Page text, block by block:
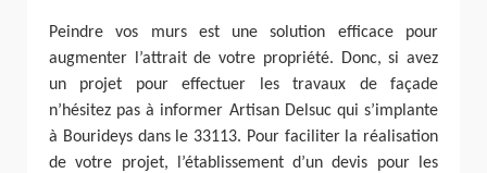
Peindre vos murs est une solution efficace pour
augmenter l’attrait de votre propriété. Donc, si avez
un projet pour effectuer les travaux de façade
n’hésitez pas à informer Artisan Delsuc qui s’implante
à Bourideys dans le 33113. Pour faciliter la réalisation
de votre projet, l’établissement d’un devis pour les